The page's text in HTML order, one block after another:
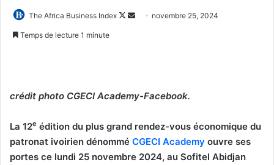
The Africa Business Index
Follow
Envoyernovembre 25, 2024
Temps de lecture 1 minute
crédit photo CGECI Academy-Facebook.
La 12e édition du plus grand rendez-vous économique du
patronat ivoirien dénommé CGECI Academy ouvre ses
portes ce lundi 25 novembre 2024, au Sofitel Abidjan